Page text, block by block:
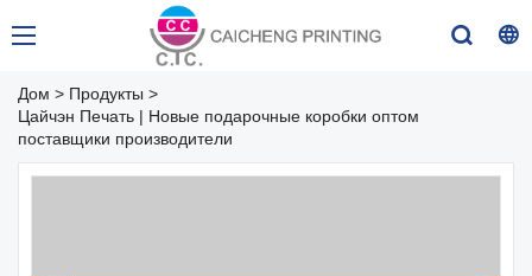
Дом > Продукты >
Цайчэн Печать | Новые подарочные коробки оптом
поставщики производители